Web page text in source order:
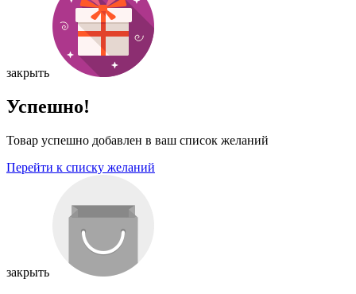
закрыть
Успешно!
Товар успешно добавлен в ваш список желаний
Перейти к списку желаний
закрыть